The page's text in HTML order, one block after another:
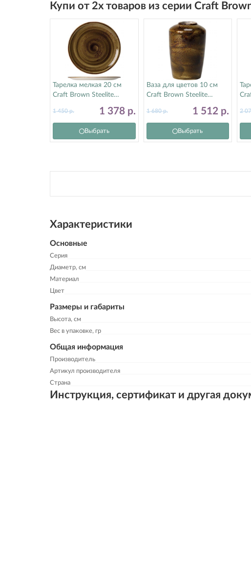
Купи от 2х товаров из серии Craft
Тарелка мелкая 20 см
Craft Brown Steelite
1 378 р.
1 450р.
Выбрать
Ваза для цветов 10 см
Craft Brown Steelite
1 512 р.
1 680р.
Выбрать
2
Характеристики
Основные
Серия
Диаметр, см
Материал
Цвет
Размеры и габариты
Высота, см
Вес в упаковке, гр
Общая информация
Производитель
Артикул производителя
Страна
Инструкция, сертификат и другая